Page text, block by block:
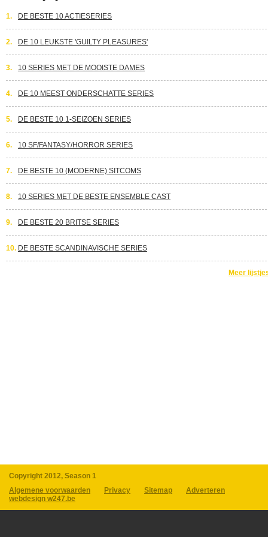
1. DE BESTE 10 ACTIESERIES
2. DE 10 LEUKSTE 'GUILTY PLEASURES'
3. 10 SERIES MET DE MOOISTE DAMES
4. DE 10 MEEST ONDERSCHATTE SERIES
5. DE BESTE 10 1-SEIZOEN SERIES
6. 10 SF/FANTASY/HORROR SERIES
7. DE BESTE 10 (MODERNE) SITCOMS
8. 10 SERIES MET DE BESTE ENSEMBLE CAST
9. DE BESTE 20 BRITSE SERIES
10. DE BESTE SCANDINAVISCHE SERIES
Meer
Copyright 2012, Season 1
Algemene voorwaarden
Privacy Sitemap
Adverteren
webdesign w247.be